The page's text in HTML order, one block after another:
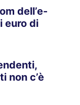
dell’e-
euro di
non c’è